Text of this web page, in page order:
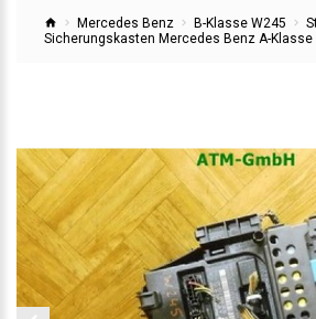
Mercedes Benz B-Klasse W245
Sicherungskasten Mercedes Benz A-Klasse